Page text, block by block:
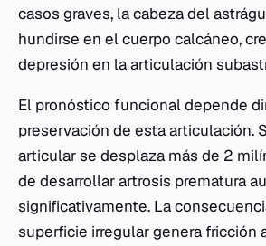
casos graves, la cabeza del
hundirse en el cuerpo calcáneo,
depresión en la articulación
El pronóstico funcional depende
preservación de esta articulación.
articular se desplaza más de 2
de desarrollar artrosis prematura
significativamente. La
superficie irregular genera fricción